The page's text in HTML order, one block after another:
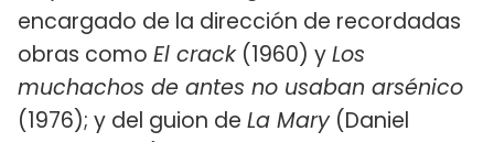
encargado de la dirección de recordadas
obras como El crack(1960) yLos
muchachos de antes no usaban arsénico
(1976); y del guion de La Mary(Daniel